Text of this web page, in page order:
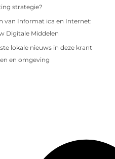
strategie?
van Informat ica en Internet:
Digitale Middelen
lokale nieuws in deze krant
en omgeving